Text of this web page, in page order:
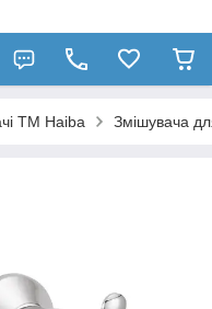
ТМ Haiba Змішувача